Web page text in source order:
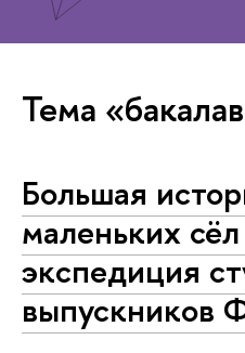
Тема
Большая
маленьких
экспедиция
выпускников